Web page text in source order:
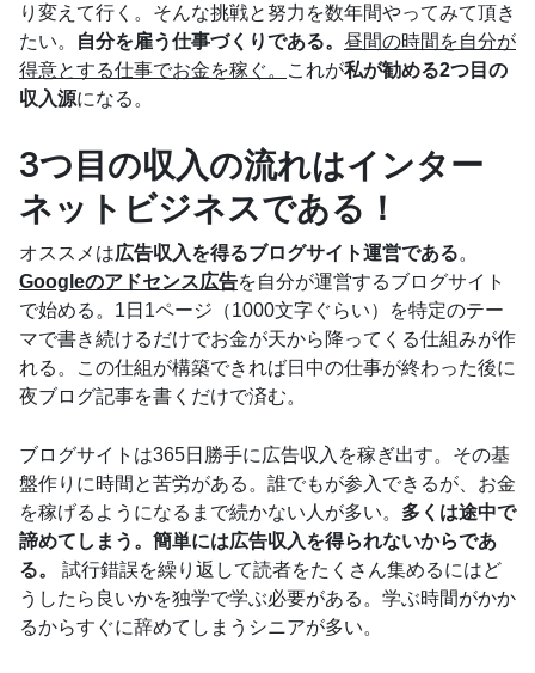
り変えて行く。そんな挑戦と努力を数年間やってみて頂き
たい。
自分を雇う仕事づくりである。 昼間の時間を自分が
得意とする仕事でお金を稼ぐ。
これが私が勧める2つ目の
収入源になる。
3つ目の収入の流れはインター
ネットビジネスである！
オススメは広告収入を得るブログサイト運営である。
Googleのアドセンス広告を自分が運営するブログサイト
で始める。1日1ページ（1000文字ぐらい）を特定のテー
マで書き続けるだけでお金が天から降ってくる仕組みが作
れる。この仕組が構築できれば日中の仕事が終わった後に
夜ブログ記事を書くだけで済む。
ブログサイトは365日勝手に広告収入を稼ぎ出す。その基
盤作りに時間と苦労がある。誰でもが参入できるが、お金
を稼げるようになるまで続かない人が多い。 多くは途中で
諦めてしまう。簡単には広告収入を得られないからであ
る。 試行錯誤を繰り返して読者をたくさん集めるにはど
うしたら良いかを独学で学ぶ必要がある。学ぶ時間がかか
るからすぐに辞めてしまうシニアが多い。